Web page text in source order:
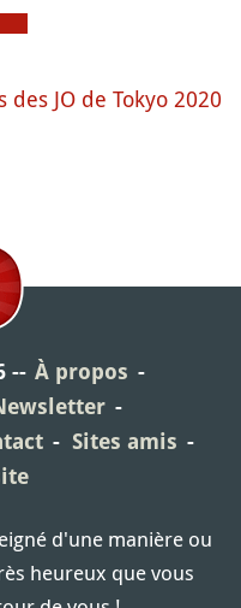
JO de Tokyo 2020
À propos
Sites amis
d'une manière ou
heureux que vous